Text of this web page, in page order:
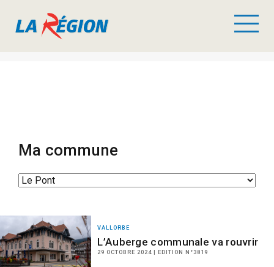
Ma commune
VALLORBE
L’Auberge communale va rouvrir
29 OCTOBRE 2024 | EDITION N°3819